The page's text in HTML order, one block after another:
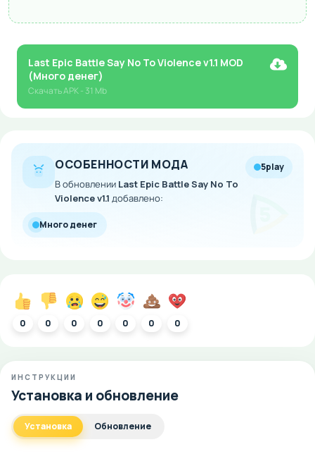
Last Epic Battle Say No To Violence v1.1 MOD
(Много денег)
СкачатьAPK- 31 Mb
ОСОБЕННОСТИ МОДА
В обновлении Last Epic Battle Say No To
Violence v1.1 добавлено:
5play
Много денег
0 0 0 0 0 0 0
ИНСТРУКЦИИ
Установка и обновление
Установка Обновление